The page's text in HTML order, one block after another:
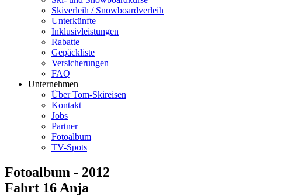
Skiverleih / Snowboardverleih
Unterkünfte
Inklusivleistungen
Rabatte
Gepäckliste
Versicherungen
FAQ
Unternehmen
Über Tom-Skireisen
Kontakt
Jobs
Partner
Fotoalbum
TV-Spots
Fotoalbum - 2012
Fahrt 16 Anja